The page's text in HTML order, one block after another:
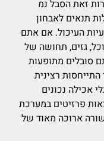
זאת הסבל נמ
תנאים לאבחון
העיכול. אם אתם
גזים, תחושה של
סובלים מתופעות
רצינית
אכילה נכונים
פרזיטים במערכת
ארוכה מאוד של